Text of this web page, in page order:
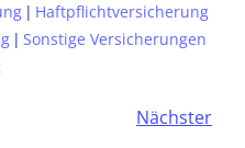
| Haftpflichtversicherung
| Sonstige Versicherungen
Nächster